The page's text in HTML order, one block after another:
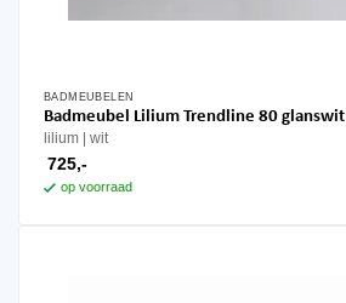
BADMEUBELEN
Badmeubel Lilium Trendline 80 glanswit
lilium wit
725,-
op voorraad